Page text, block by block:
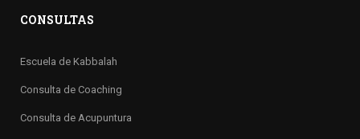
CONSULTAS
Escuela de Kabbalah
Consulta de Coaching
Consulta de Acupuntura